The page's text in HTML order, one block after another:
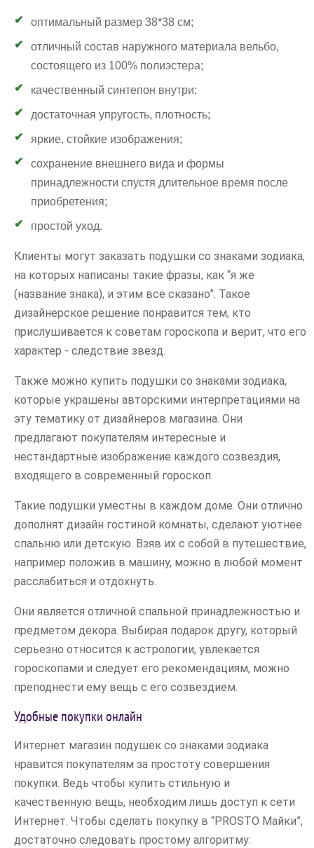
оптимальный размер 38*38 см;
отличный состав наружного материала вельбо,
состоящего из 100% полиэстера;
качественный синтепон внутри;
достаточная упругость, плотность;
яркие, стойкие изображения;
сохранение внешнего вида и формы
принадлежности спустя длительное время после
приобретения;
простой уход.
Клиенты могут заказать подушки со знаками зодиака,
на которых написаны такие фразы, как “я же
(название знака), и этим все сказано”. Такое
дизайнерское решение понравится тем, кто
прислушивается к советам гороскопа и верит, что его
характер - следствие звезд.
Также можно купить подушки со знаками зодиака,
которые украшены авторскими интерпретациями на
эту тематику от дизайнеров магазина. Они
предлагают покупателям интересные и
нестандартные изображение каждого созвездия,
входящего в современный гороскоп.
Такие подушки уместны в каждом доме. Они отлично
дополнят дизайн гостиной комнаты, сделают уютнее
спальню или детскую. Взяв их с собой в путешествие,
например положив в машину, можно в любой момент
расслабиться и отдохнуть.
Они является отличной спальной принадлежностью и
предметом декора. Выбирая подарок другу, который
серьезно относится к астрологии, увлекается
гороскопами и следует его рекомендациям, можно
преподнести ему вещь с его созвездием.
Удобные покупки онлайн
Интернет магазин подушек со знаками зодиака
нравится покупателям за простоту совершения
покупки. Ведь чтобы купить стильную и
качественную вещь, необходим лишь доступ к сети
Интернет. Чтобы сделать покупку в “PROSTO Майки”,
достаточно следовать простому алгоритму: